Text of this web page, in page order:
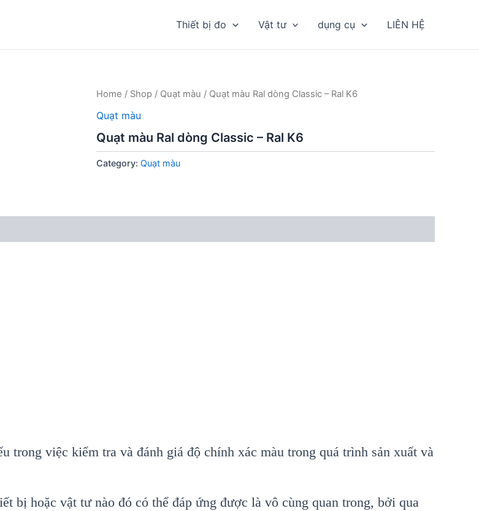
Thiết bị đo Vật tư dụng cụ LIÊN HỆ
Home / Shop / Quạt màu / Quạt màu Ral dòng Classic – Ral K6
Quạt màu
Quạt màu Ral dòng Classic – Ral K6
Category: Quạt màu
trong việc kiểm tra và đánh giá độ chính xác màu trong quá trình sản xuất và
bị hoặc vật tư nào đó có thể đáp ứng được là vô cùng quan trong, bởi qua